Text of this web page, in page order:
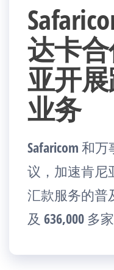
达卡
亚开
业务
Safaricom 和
议，加速肯尼
汇款服务的普
及 636,000 多